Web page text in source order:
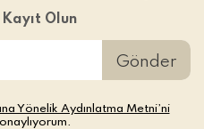
Olun
Gönder
Yönelik Aydınlatma Metni’ni